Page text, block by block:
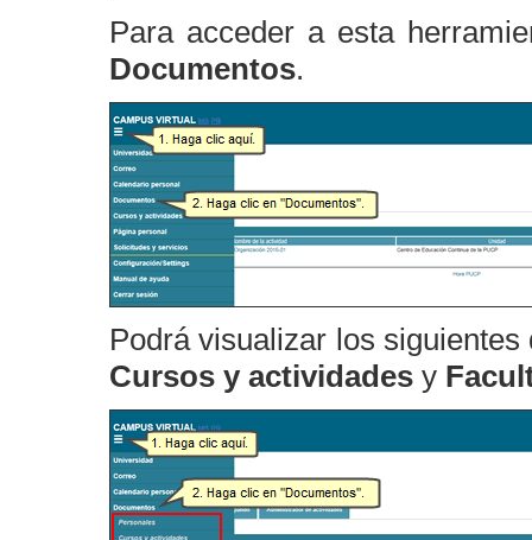
Para acceder a esta
Documentos.
Podrá visualizar los
Cursos y actividades y